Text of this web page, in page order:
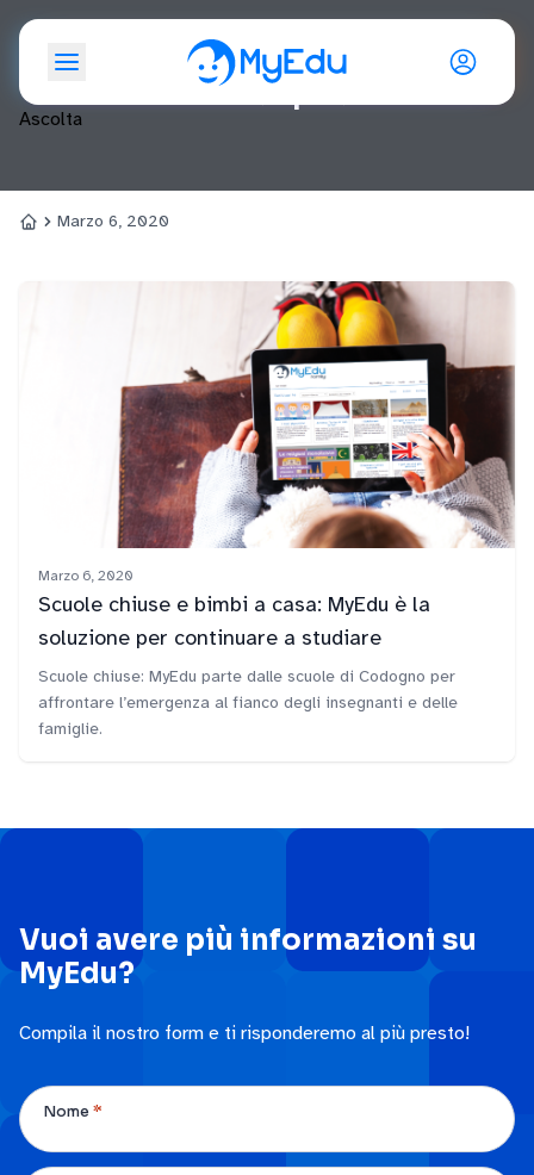
Ascolta
Giorno: <span>6 Marzo
2020</span>
HomeMarzo 6, 2020
Marzo 6, 2020
Scuole chiuse e bimbi a casa: MyEdu è la
soluzione per continuare a studiare
Scuole chiuse: MyEdu parte dalle scuole di Codogno per
affrontare l’emergenza al fianco degli insegnanti e delle
famiglie.
Vuoi avere più informazioni su
MyEdu?
Compila il nostro form e ti risponderemo al più presto!
Nome *